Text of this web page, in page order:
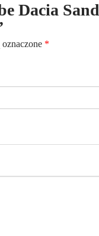
Dacia
*